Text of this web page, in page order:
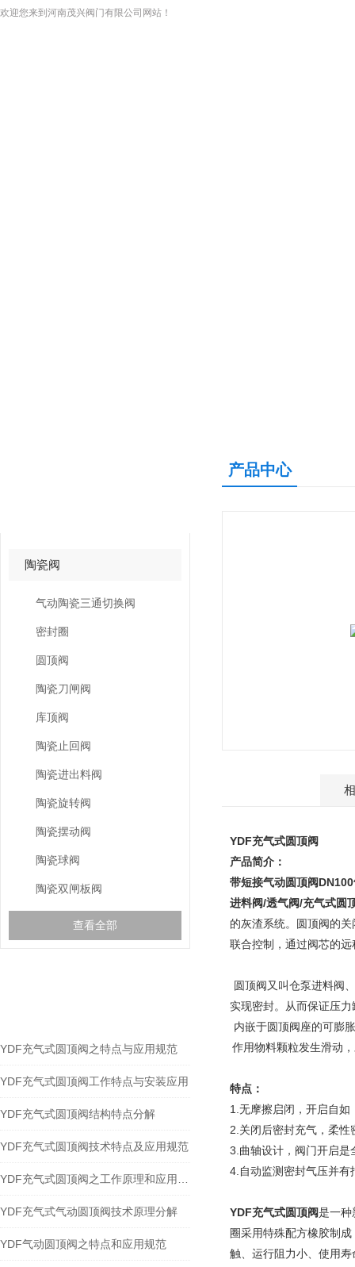
欢迎您来到河南茂兴阀门有限公司网站！
陶瓷阀
气动陶瓷三通切换阀
密封圈
圆顶阀
陶瓷刀闸阀
库顶阀
陶瓷止回阀
陶瓷进出料阀
陶瓷旋转阀
陶瓷摆动阀
陶瓷球阀
陶瓷双闸板阀
查看全部
YDF充气式圆顶阀之特点与应用规范
YDF充气式圆顶阀工作特点与安装应用
YDF充气式圆顶阀结构特点分解
YDF充气式圆顶阀技术特点及应用规范
YDF充气式气动圆顶阀技术原理分解
YDF气动圆顶阀之特点和应用规范
产品中心
YDF充气式圆顶阀
产品简介：
带短接气动圆顶阀
进料阀/透气阀/充气式圆
的灰渣系统。圆顶阀的
联合控制，通过阀芯的
圆顶阀又叫仓泵进料阀
实现密封。从而保证压
内嵌于圆顶阀座的可膨
作用物料颗粒发生滑动
特点：
1.无摩擦启闭，开启自
2.关闭后密封充气，柔
3.曲轴设计，阀门开启是
4.自动监测密封气压并有
YDF充气式圆顶阀是一种
圈采用特殊配方橡胶制
触、运行阻力小、使用寿